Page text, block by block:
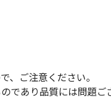
、ご注意ください。
であり品質には問題ご